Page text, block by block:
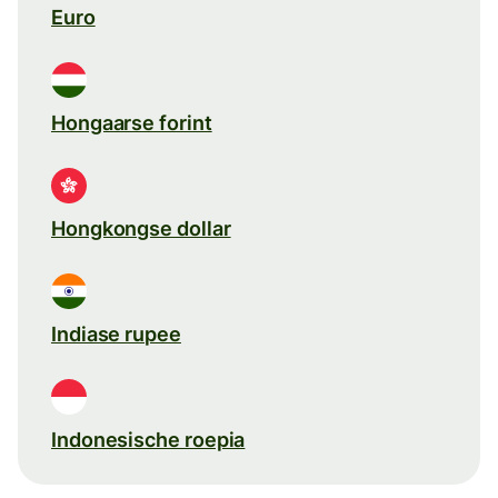
Euro
Hongaarse forint
Hongkongse dollar
Indiase rupee
Indonesische roepia